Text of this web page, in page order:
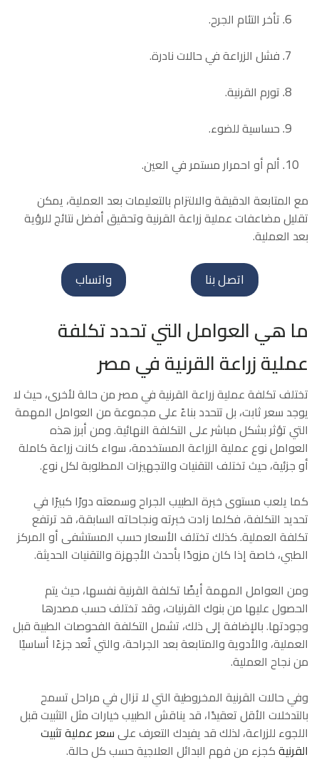
تأخر التئام الجرح.
فشل الزراعة في حالات نادرة.
تورم القرنية.
حساسية للضوء.
ألم أو احمرار مستمر في العين.
مع المتابعة الدقيقة والالتزام بالتعليمات بعد العملية، يمكن
تقليل مضاعفات عملية زراعة القرنية وتحقيق أفضل نتائج للرؤية
بعد العملية.
اتصل بنا واتساب
ما هي العوامل التي تحدد تكلفة
عملية زراعة القرنية في مصر
تختلف تكلفة عملية زراعة القرنية في مصر من حالة لأخرى، حيث لا
يوجد سعر ثابت، بل تتحدد بناءً على مجموعة من العوامل المهمة
التي تؤثر بشكل مباشر على التكلفة النهائية. ومن أبرز هذه
العوامل نوع عملية الزراعة المستخدمة، سواء كانت زراعة كاملة
أو جزئية، حيث تختلف التقنيات والتجهيزات المطلوبة لكل نوع.
كما يلعب مستوى خبرة الطبيب الجراح وسمعته دورًا كبيرًا في
تحديد التكلفة، فكلما زادت خبرته ونجاحاته السابقة، قد ترتفع
تكلفة العملية. كذلك تختلف الأسعار حسب المستشفى أو المركز
الطبي، خاصة إذا كان مزودًا بأحدث الأجهزة والتقنيات الحديثة.
ومن العوامل المهمة أيضًا تكلفة القرنية نفسها، حيث يتم
الحصول عليها من بنوك القرنيات، وقد تختلف حسب مصدرها
وجودتها. بالإضافة إلى ذلك، تشمل التكلفة الفحوصات الطبية قبل
العملية، والأدوية والمتابعة بعد الجراحة، والتي تُعد جزءًا أساسيًا
من نجاح العملية.
وفي حالات القرنية المخروطية التي لا تزال في مراحل تسمح
بالتدخلات الأقل تعقيدًا، قد يناقش الطبيب خيارات مثل التثبيت قبل
اللجوء للزراعة، لذلك قد يفيدك التعرف علىسعر عملية تثبيت
القرنيةكجزء من فهم البدائل العلاجية حسب كل حالة.